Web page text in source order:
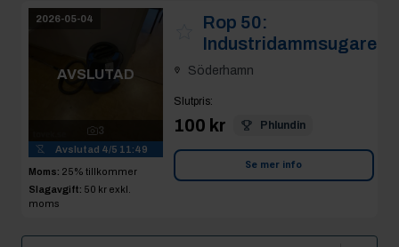
2026-05-04
AVSLUTAD
3
Avslutad 4/5 11:49
Moms: 25% tillkommer
Slagavgift: 50 kr exkl.
moms
Rop 50:
Industridammsugare
Söderhamn
Slutpris:
100 kr Phlundin
Se mer info